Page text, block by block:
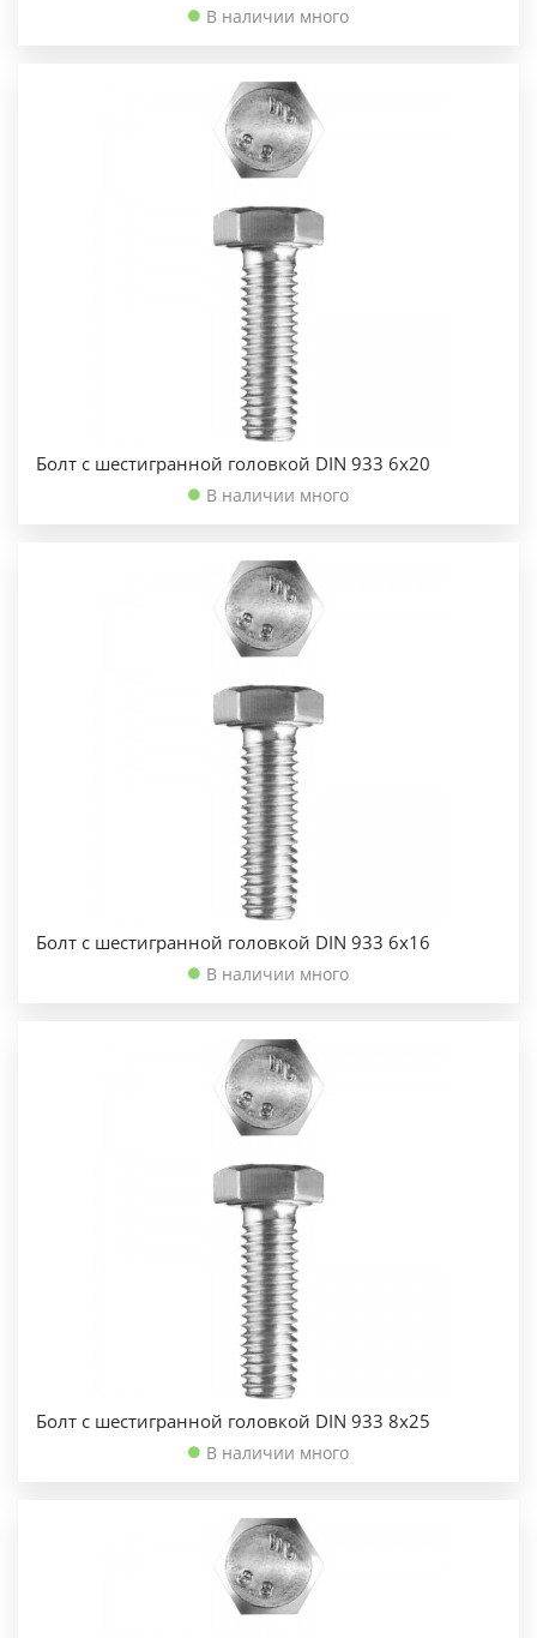
В наличии много
Болт с шестигранной головкой DIN 933 6х20
В наличии много
Болт с шестигранной головкой DIN 933 6х16
В наличии много
Болт с шестигранной головкой DIN 933 8х25
В наличии много